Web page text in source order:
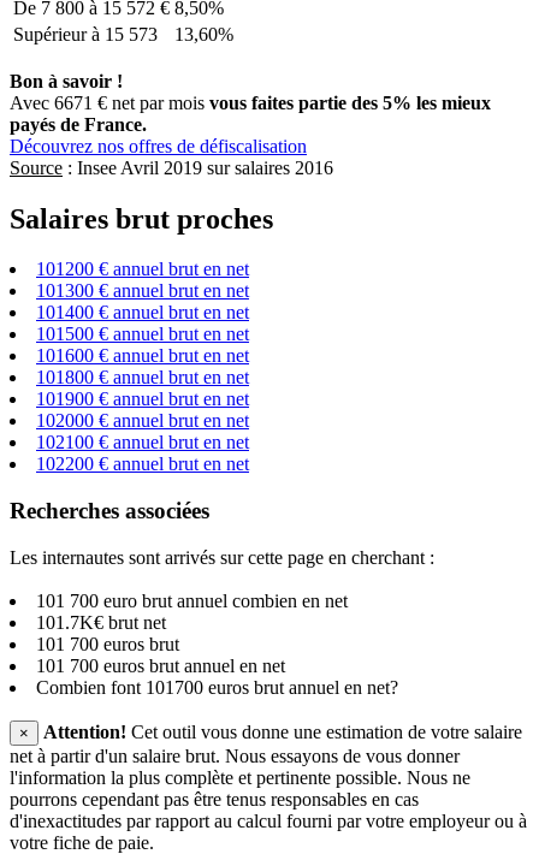
De 7 800 à 15 572 € 8,50%
Supérieur à 15 573
13,60%
Bon à savoir !
Avec 6671 € net par mois vous faites partie des 5% les mieux
payés de France.
Découvrez nos offres de défiscalisation
Source : Insee Avril 2019 sur salaires 2016
Salaires brut proches
101200 € annuel brut en net
101300 € annuel brut en net
101400 € annuel brut en net
101500 € annuel brut en net
101600 € annuel brut en net
101800 € annuel brut en net
101900 € annuel brut en net
102000 € annuel brut en net
102100 € annuel brut en net
102200 € annuel brut en net
Recherches associées
Les internautes sont arrivés sur cette page en cherchant :
101 700 euro brut annuel combien en net
101.7K€ brut net
101 700 euros brut
101 700 euros brut annuel en net
Combien font 101700 euros brut annuel en net?
× Attention! Cet outil vous donne une estimation de votre salaire
net à partir d'un salaire brut. Nous essayons de vous donner
l'information la plus complète et pertinente possible. Nous ne
pourrons cependant pas être tenus responsables en cas
d'inexactitudes par rapport au calcul fourni par votre employeur ou à
votre fiche de paie.